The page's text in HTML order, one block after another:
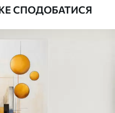
СПОДОБАТИСЯ